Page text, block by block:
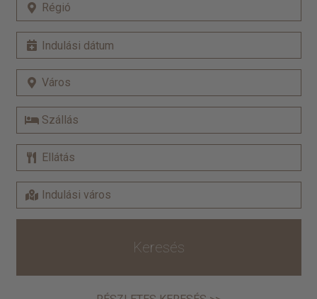
Keresés